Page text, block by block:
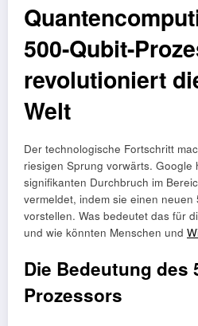
500-Qubit-
revolutioniert
Welt
Der technologische Fortschritt
riesigen Sprung vorwärts. Google
signifikanten Durchbruch im
vermeldet, indem sie einen
vorstellen. Was bedeutet das für
und wie könnten Menschen und
Die Bedeutung des
Prozessors